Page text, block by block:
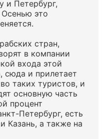
и Петербург,
Осенью это
стран,
в компании
входа этой
сюда и прилетает
таких туристов, и
основную часть
процент
Петербург, есть
Казань, а также на